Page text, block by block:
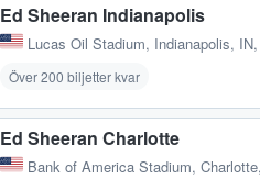
Ed Sheeran Indianapolis
Lucas Oil Stadium, Indianapolis,
Över 200 biljetter kvar
Ed Sheeran Charlotte
Bank of America Stadium,